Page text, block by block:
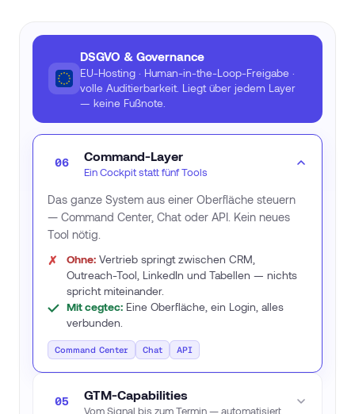
DSGVO & Governance
EU-Hosting · Human-in-the-Loop-Freigabe ·
volle Auditierbarkeit. Liegt über jedem Layer
— keine Fußnote.
06 Command-Layer
Ein Cockpit statt fünf Tools
Das ganze System aus einer Oberfläche steuern
— Command Center, Chat oder API. Kein neues
Tool nötig.
Ohne: Vertrieb springt zwischen CRM,
Outreach-Tool, LinkedIn und Tabellen — nichts
spricht miteinander.
Mit cegtec: Eine Oberfläche, ein Login, alles
verbunden.
Command Center Chat API
05 GTM-Capabilities
Vom Signal bis zum Termin — automatisiert